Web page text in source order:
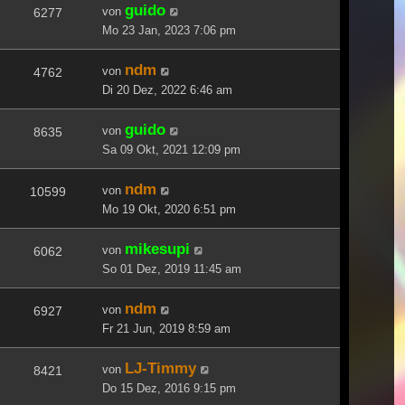
6277 von guido
Mo 23 Jan, 2023 7:06 pm
4762 von ndm
Di 20 Dez, 2022 6:46 am
8635 von guido
Sa 09 Okt, 2021 12:09 pm
10599 von ndm
Mo 19 Okt, 2020 6:51 pm
6062 von mikesupi
So 01 Dez, 2019 11:45 am
6927 von ndm
Fr 21 Jun, 2019 8:59 am
8421 von LJ-Timmy
Do 15 Dez, 2016 9:15 pm